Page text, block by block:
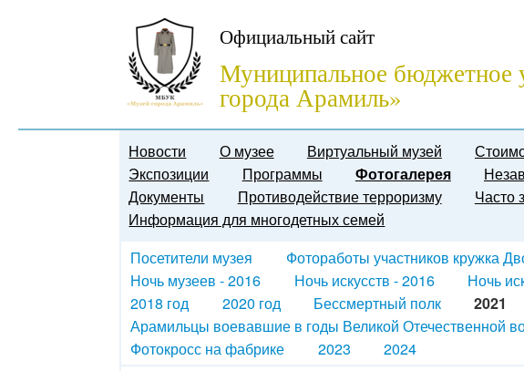
Официальный сайт
Муниципальное бюджетное
города Арамиль»
Новости О музее Виртуальный музей
Экспозиции
Программы Фотогалерея
Документы
Противодействие терроризму
Часто
Информация для многодетных семей
Посетители музея
Фотоработы участников кружка
Ночь музеев - 2016
Ночь искусств - 2016 Ночь
2018 год
2020 год Бессмертный полк
2021
Арамильцы воевавшие в годы Великой Отечественной
Фотокросс на фабрике
2023
2024